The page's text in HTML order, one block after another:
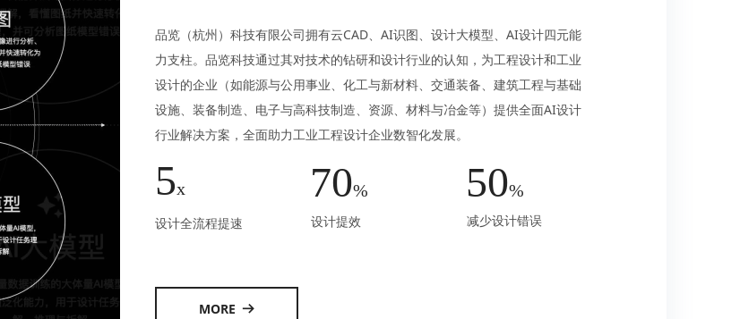
品览（杭州）科技有限公司拥有云CAD、AI识图、设计大模型、AI设计四元能
力支柱。品览科技通过其对技术的钻研和设计行业的认知，为工程设计和工业
设计的企业（如能源与公用事业、化工与新材料、交通装备、建筑工程与基础
设施、装备制造、电子与高科技制造、资源、材料与冶金等）提供全面AI设计
行业解决方案，全面助力工业工程设计企业数智化发展。
5x
设计全流程提速
70%
设计提效
50%
减少设计错误
MORE 뀠